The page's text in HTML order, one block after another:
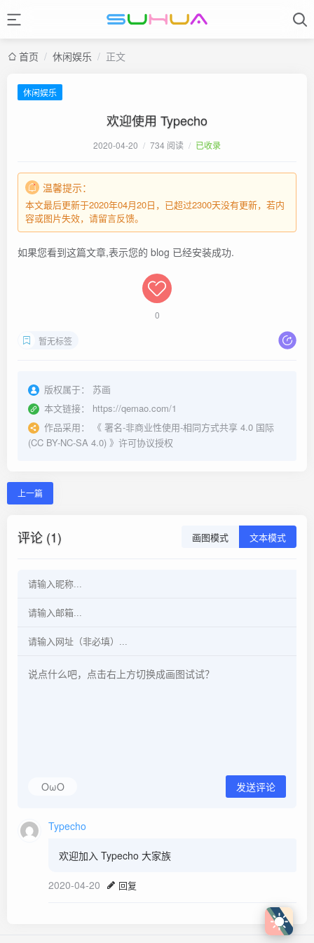
首页 / 休闲娱乐 / 正文
休闲娱乐
欢迎使用 Typecho
2020-04-20 / 734 阅读 / 已收录
温馨提示：
本文最后更新于2020年04月20日，已超过2300天没有更新，若内
容或图片失效，请留言反馈。
如果您看到这篇文章,表示您的 blog 已经安装成功.
0
暂无标签
版权属于：
苏画
本文链接：
https://qemao.com/1
作品采用：
《 署名-非商业性使用-相同方式共享 4.0 国际
(CC BY-NC-SA 4.0) 》许可协议授权
上一篇
评论 (1) 画图模式 文本模式
OωO 发送评论
Typecho
欢迎加入 Typecho 大家族
2020-04-20 回复